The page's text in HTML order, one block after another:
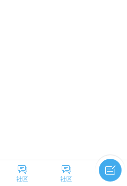
社区 社区